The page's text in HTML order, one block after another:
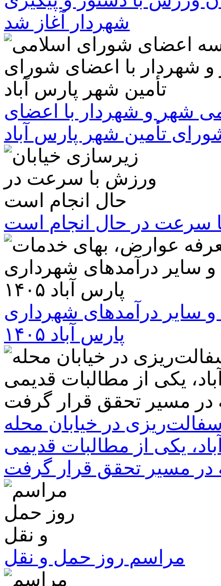
شهردار آغاز شد
شهر و شهردار با اعضای
تأمین شهر پارس آباد
سرعت در حال انجام است
سایر درآمدهای شهرداری
پارس آباد ۱۴۰۵
در خیابان محله
یکی از مطالبات قدیمی
در مسیر تحقق قرار گرفت
مراسم روز حمل و نقل